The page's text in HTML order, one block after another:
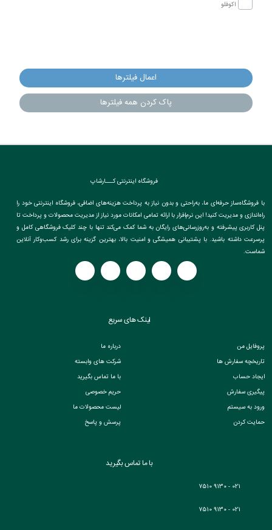
اکوفلو
اعمال فیلترها
پاک کردن همه فیلترها
فروشگاه اینترنتی کـــارشاپ
با فروشگاه‌ساز حرفه‌ای ما، به‌راحتی و بدون نیاز به پرداخت هزینه‌های اضافی، فروشگاه اینترنتی خود را
راه‌اندازی و مدیریت کنید! این نرم‌افزار با ارائه تمامی امکانات مورد نیاز از مدیریت محصولات و پرداخت تا
پنل کاربری پیشرفته و به‌روزرسانی‌های رایگان به شما کمک می‌کند تنها با چند کلیک فروشگاهی کامل و
پرسرعت داشته باشید. با پشتیبانی همیشگی و امنیت بالا، بهترین گزینه برای رشد کسب‌وکار آنلاین
شماست.
لینک های سریع
پروفایل من
تاریخچه سفارش ها
ایجاد حساب
پیگیری سفارش
ورود به سیستم
حمایت کردن
درباره ما
شرکت های وابسته
با ما تماس بگیرید
حریم خصوصی
لیست محصولات ما
پرسش و پاسخ
با ما تماس بگیرید
021 - 9130 7510
021 - 9130 7510